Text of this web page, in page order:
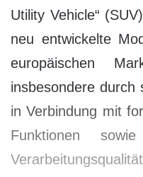
Utility Vehicle“
neu entwickelte
europäischen
insbesondere durch
in Verbindung mit
Funktionen